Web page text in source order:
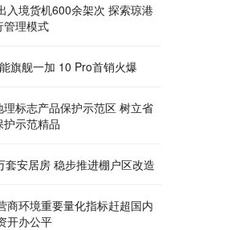
入境货机600余架次 探索琼港
管理模式
旗舰一加 10 Pro首销火爆
标志产品保护示范区 树立省
示范精品
套安居房 稳步推进棚户区改造
商环境重要量化指标赶超国内
开办公平